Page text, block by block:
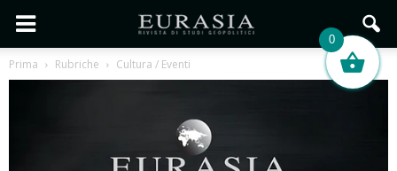
Prima Rubriche Cultura / Eventi
0